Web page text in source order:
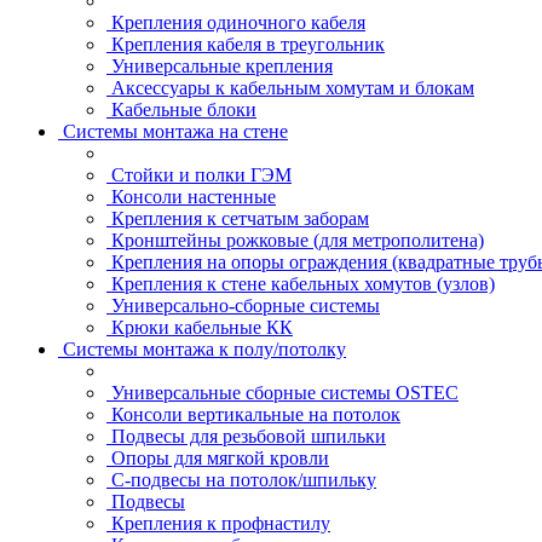
Крепления одиночного кабеля
Крепления кабеля в треугольник
Универсальные крепления
Аксессуары к кабельным хомутам и блокам
Кабельные блоки
Системы монтажа на стене
Стойки и полки ГЭМ
Консоли настенные
Крепления к сетчатым заборам
Кронштейны рожковые (для метрополитена)
Крепления на опоры ограждения (квадратные
Крепления к стене кабельных хомутов (узлов)
Универсально-сборные системы
Крюки кабельные КК
Системы монтажа к полу/потолку
Универсальные сборные системы OSTEC
Консоли вертикальные на потолок
Подвесы для резьбовой шпильки
Опоры для мягкой кровли
С-подвесы на потолок/шпильку
Подвесы
Крепления к профнастилу